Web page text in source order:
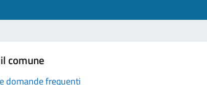
comune
domande frequenti